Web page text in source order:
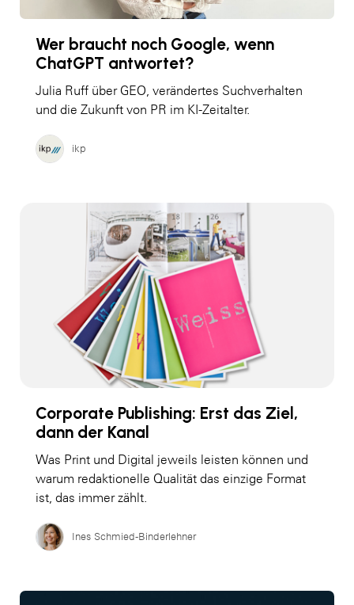
Wer braucht noch Google, wenn
ChatGPT antwortet?
Julia Ruff über GEO, verändertes Suchverhalten
und die Zukunft von PR im KI-Zeitalter.
ikp
Corporate Publishing: Erst das Ziel,
dann der Kanal
Was Print und Digital jeweils leisten können und
warum redaktionelle Qualität das einzige Format
ist, das immer zählt.
Ines Schmied-Binderlehner